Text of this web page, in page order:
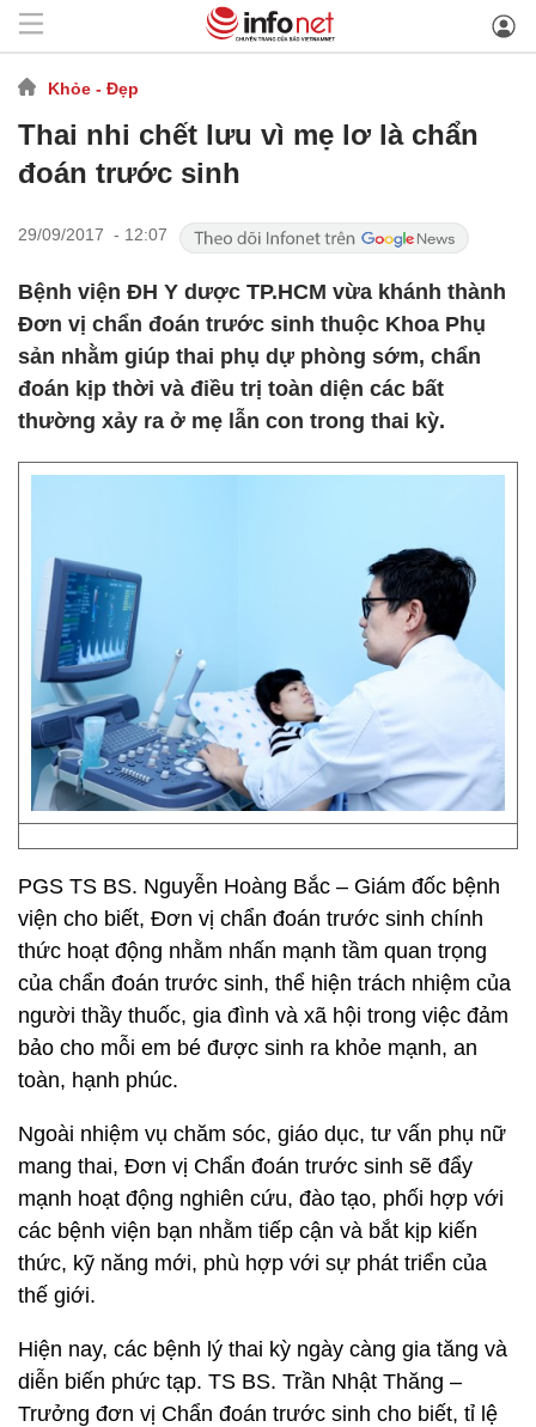
Khỏe - Đẹp
Thai nhi chết lưu vì mẹ lơ là chẩn
đoán trước sinh
29/09/2017 - 12:07
Bệnh viện ĐH Y dược TP.HCM vừa khánh thành
Đơn vị chẩn đoán trước sinh thuộc Khoa Phụ
sản nhằm giúp thai phụ dự phòng sớm, chẩn
đoán kịp thời và điều trị toàn diện các bất
thường xảy ra ở mẹ lẫn con trong thai kỳ.
PGS TS BS. Nguyễn Hoàng Bắc – Giám đốc bệnh
viện cho biết, Đơn vị chẩn đoán trước sinh chính
thức hoạt động nhằm nhấn mạnh tầm quan trọng
của chẩn đoán trước sinh, thể hiện trách nhiệm của
người thầy thuốc, gia đình và xã hội trong việc đảm
bảo cho mỗi em bé được sinh ra khỏe mạnh, an
toàn, hạnh phúc.
Ngoài nhiệm vụ chăm sóc, giáo dục, tư vấn phụ nữ
mang thai, Đơn vị Chẩn đoán trước sinh sẽ đẩy
mạnh hoạt động nghiên cứu, đào tạo, phối hợp với
các bệnh viện bạn nhằm tiếp cận và bắt kịp kiến
thức, kỹ năng mới, phù hợp với sự phát triển của
thế giới.
Hiện nay, các bệnh lý thai kỳ ngày càng gia tăng và
diễn biến phức tạp. TS BS. Trần Nhật Thăng –
Trưởng đơn vị Chẩn đoán trước sinh cho biết, tỉ lệ